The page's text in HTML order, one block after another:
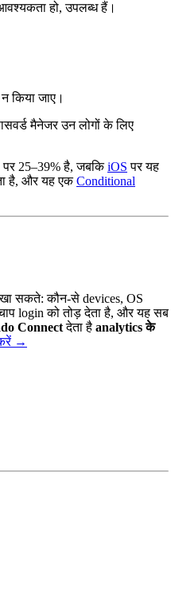
हो, उपलब्ध हैं।
किया जाए।
मैनेजर उन लोगों के लिए
पर 25–39% है, जबकिiOS पर यह
है, और यह एकConditional
सकते: कौन-से devices, OS
login को तोड़ देता है, और यह सब
Connectदेता है analytics के
→